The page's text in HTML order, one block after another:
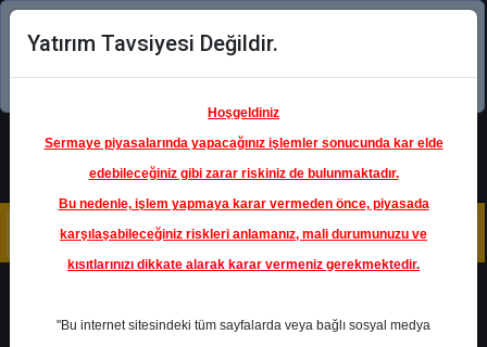
Şimdi uygulamayı indirin!
Yatırım Tavsiyesi Değildir.
Hoşgeldiniz
Sermaye piyasalarında yapacağınız işlemler sonucunda kar elde
edebileceğiniz gibi zarar riskiniz de bulunmaktadır.
Bu nedenle, işlem yapmaya karar vermeden önce, piyasada
karşılaşabileceğiniz riskleri anlamanız, mali durumunuzu ve
kısıtlarınızı dikkate alarak karar vermeniz gerekmektedir.
"Bu internet sitesindeki tüm sayfalarda veya bağlı sosyal medya